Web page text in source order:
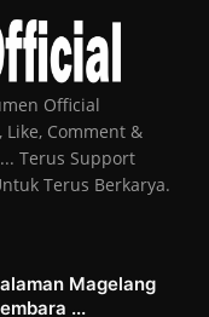
Official
Like, Comment &
Terus Support
Terus Berkarya.
Magelang
...